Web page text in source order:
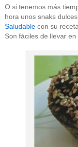
O si tenemos más
hora unos snaks
Saludable con su
Son fáciles de llevar en